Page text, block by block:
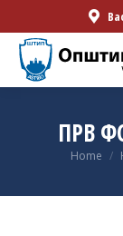
ПРВ
You are
Home